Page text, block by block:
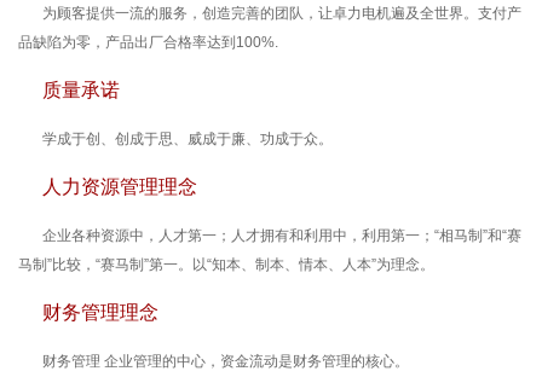
为顾客提供一流的服务，创造完善的团队，让卓力电机遍及全世界。支付产
品缺陷为零，产品出厂合格率达到100%.
质量承诺
学成于创、创成于思、威成于廉、功成于众。
人力资源管理理念
企业各种资源中，人才第一；人才拥有和利用中，利用第一；“相马制”和“赛
马制”比较，“赛马制”第一。以“知本、制本、情本、人本”为理念。
财务管理理念
财务管理 企业管理的中心，资金流动是财务管理的核心。